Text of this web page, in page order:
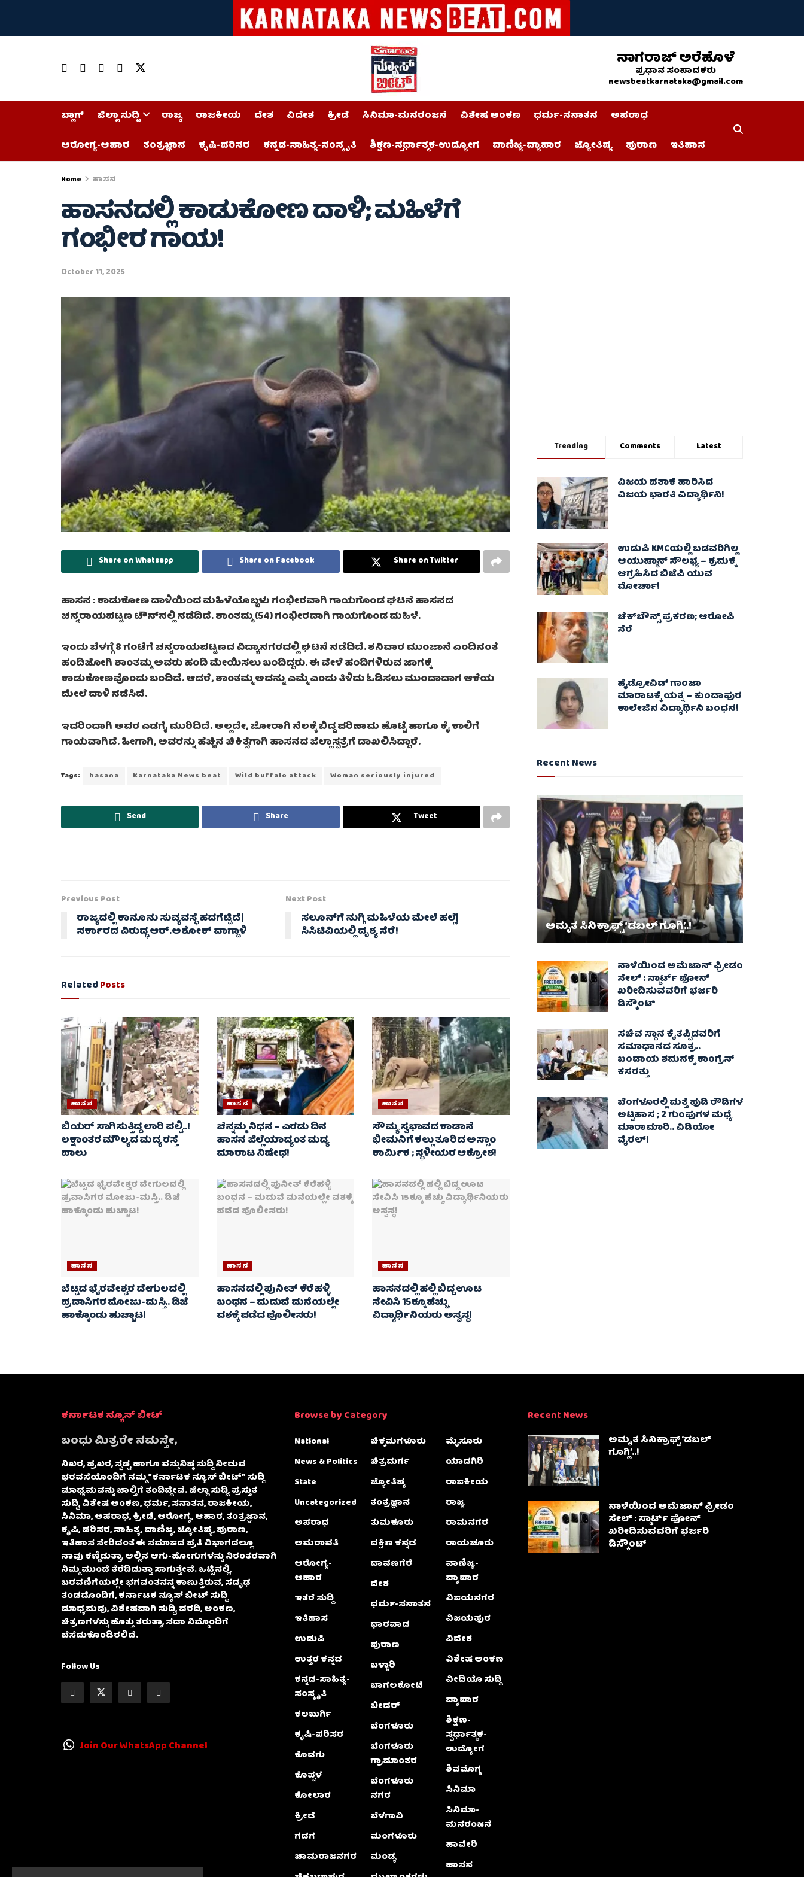
ನಾಗರಾಜ್ ಅರೆಹೊಳೆ
ಪ್ರಧಾನ ಸಂಪಾದಕರು
newsbeatkarnataka@gmail.com
ಬ್ಲಾಗ್ ಜಿಲ್ಲಾ ಸುದ್ದಿ ರಾಜ್ಯ ರಾಜಕೀಯ ದೇಶ ವಿದೇಶ ಕ್ರೀಡೆ ಸಿನಿಮಾ-ಮನರಂಜನೆ ವಿಶೇಷ ಅಂಕಣ ಧರ್ಮ-ಸನಾತನ
ಅಪರಾಧ
ಆರೋಗ್ಯ-ಆಹಾರ
ತಂತ್ರಜ್ಞಾನ ಕೃಷಿ-ಪರಿಸರ ಕನ್ನಡ-ಸಾಹಿತ್ಯ-ಸಂಸ್ಕೃತಿ ಶಿಕ್ಷಣ-ಸ್ಪರ್ಧಾತ್ಮಕ-ಉದ್ಯೋಗ ವಾಣಿಜ್ಯ-ವ್ಯಾಪಾರ ಜ್ಯೋತಿಷ್ಯ ಪುರಾಣ ಇತಿಹಾಸ
Home ಹಾಸನ
ಹಾಸನದಲ್ಲಿ ಕಾಡುಕೋಣ ದಾಳಿ; ಮಹಿಳೆಗೆ
ಗಂಭೀರ ಗಾಯ!
October 11, 2025
Share on Whatsapp Share on Facebook Share on Twitter
ಹಾಸನ :ಕಾಡುಕೋಣ ದಾಳಿಯಿಂದ ಮಹಿಳೆಯೊಬ್ಬಳು ಗಂಭೀರವಾಗಿ ಗಾಯಗೊಂಡ ಘಟನೆ ಹಾಸನದ
ಚನ್ನರಾಯಪಟ್ಟಣ ಟೌನ್‌ನಲ್ಲಿ ನಡೆದಿದೆ. ಶಾಂತಮ್ಮ (54) ಗಂಭೀರವಾಗಿ ಗಾಯಗೊಂಡ ಮಹಿಳೆ.
ಇಂದು ಬೆಳಗ್ಗೆ 8 ಗಂಟೆಗೆ ಚನ್ನರಾಯಪಟ್ಟಣದ ವಿದ್ಯಾನಗರದಲ್ಲಿ ಘಟನೆ ನಡೆದಿದೆ. ಶನಿವಾರ ಮುಂಜಾನೆ ಎಂದಿನಂತೆ
ಹಂದಿಜೋಗಿ ಶಾಂತಮ್ಮ ಅವರು ಹಂದಿ ಮೇಯಿಸಲು ಬಂದಿದ್ದರು. ಈ ವೇಳೆ ಹಂದಿಗಳಿರುವ ಜಾಗಕ್ಕೆ
ಕಾಡುಕೋಣವೊಂದು ಬಂದಿದೆ. ಆದರೆ, ಶಾಂತಮ್ಮ ಅದನ್ನು ಎಮ್ಮೆ ಎಂದು ತಿಳಿದು ಓಡಿಸಲು ಮುಂದಾದಾಗ ಆಕೆಯ
ಮೇಲೆ ದಾಳಿ ನಡೆಸಿದೆ.
ಇದರಿಂದಾಗಿ ಅವರ ಎಡಗೈ ಮುರಿದಿದೆ. ಅಲ್ಲದೇ, ಜೋರಾಗಿ ನೆಲಕ್ಕೆ ಬಿದ್ದ ಪರಿಣಾಮ ಹೊಟ್ಟೆ ಹಾಗೂ ಕೈ ಕಾಲಿಗೆ
ಗಾಯವಾಗಿದೆ. ಹೀಗಾಗಿ, ಅವರನ್ನು ಹೆಚ್ಚಿನ ಚಿಕಿತ್ಸೆಗಾಗಿ ಹಾಸನದ ಜಿಲ್ಲಾಸ್ಪತ್ರೆಗೆ ದಾಖಲಿಸಿದ್ದಾರೆ.
Tags: hasana Karnataka News beat Wild buffalo attack Woman seriously injured
Send Share Tweet
Previous Post
ರಾಜ್ಯದಲ್ಲಿ ಕಾನೂನು ಸುವ್ಯವಸ್ಥೆ ಹದಗೆಟ್ಟಿದೆ|
ಸರ್ಕಾರದ ವಿರುದ್ಧ ಆರ್‌.ಅಶೋಕ್‌ ವಾಗ್ದಾಳಿ
Next Post
ಸಲೂನ್‌ಗೆ ನುಗ್ಗಿ ಮಹಿಳೆಯ ಮೇಲೆ ಹಲ್ಲೆ|
ಸಿಸಿಟಿವಿಯಲ್ಲಿ ದೃಶ್ಯ ಸೆರೆ!
RelatedPosts
ಹಾಸನ
ಬಿಯರ್ ಸಾಗಿಸುತ್ತಿದ್ದ ಲಾರಿ ಪಲ್ಟಿ..!
ಲಕ್ಷಾಂತರ ಮೌಲ್ಯದ ಮದ್ಯ ರಸ್ತೆ
ಪಾಲು
ಹಾಸನ
ಚೆನ್ನಮ್ಮ ನಿಧನ – ಎರಡು ದಿನ
ಹಾಸನ ಜಿಲ್ಲೆಯಾದ್ಯಂತ ಮದ್ಯ
ಮಾರಾಟ ನಿಷೇಧ!
ಹಾಸನ
ಸೌಮ್ಯ ಸ್ವಭಾವದ ಕಾಡಾನೆ
ಭೀಮನಿಗೆ ಕಲ್ಲು ತೂರಿದ ಅಸ್ಸಾಂ
ಕಾರ್ಮಿಕ ; ಸ್ಥಳೀಯರ ಆಕ್ರೋಶ!
ಹಾಸನ
ಬೆಟ್ಟದ ಭೈರವೇಶ್ವರ ದೇಗುಲದಲ್ಲಿ
ಪ್ರವಾಸಿಗರ ಮೋಜು-ಮಸ್ತಿ.. ಡಿಜೆ
ಹಾಕ್ಕೊಂಡು ಹುಚ್ಚಾಟ!
ಹಾಸನ
ಹಾಸನದಲ್ಲಿ ಪುನೀತ್ ಕೆರೆಹಳ್ಳಿ
ಬಂಧನ – ಮದುವೆ ಮನೆಯಲ್ಲೇ
ವಶಕ್ಕೆ ಪಡೆದ ಪೊಲೀಸರು!
ಹಾಸನ
ಹಾಸನದಲ್ಲಿ ಹಲ್ಲಿ ಬಿದ್ದ ಊಟ
ಸೇವಿಸಿ 15ಕ್ಕೂ ಹೆಚ್ಚು
ವಿದ್ಯಾರ್ಥಿನಿಯರು ಅಸ್ವಸ್ಥ!
Trending Comments Latest
ವಿಜಯ ಪತಾಕೆ ಹಾರಿಸಿದ
ವಿಜಯ ಭಾರತಿ ವಿದ್ಯಾರ್ಥಿನಿ!
ಉಡುಪಿ KMCಯಲ್ಲಿ ಬಡವರಿಗಿಲ್ಲ
ಆಯುಷ್ಮಾನ್ ಸೌಲಭ್ಯ – ಕ್ರಮಕ್ಕೆ
ಆಗ್ರಹಿಸಿದ ಬಿಜೆಪಿ ಯುವ
ಮೋರ್ಚಾ!
ಚೆಕ್​ಬೌನ್ಸ್​ ಪ್ರಕರಣ; ಆರೋಪಿ
ಸೆರೆ
ಹೈಡ್ರೋವಿಡ್ ಗಾಂಜಾ
ಮಾರಾಟಕ್ಕೆ ಯತ್ನ – ಕುಂದಾಪುರ
ಕಾಲೇಜಿನ ವಿದ್ಯಾರ್ಥಿನಿ ಬಂಧನ!
Recent News
ಅಮೃತ ಸಿನಿಕ್ರಾಫ್ಟ್ ‘ಡಬಲ್ ಗೂಗ್ಲಿ’..!
ನಾಳೆಯಿಂದ ಅಮೆಜಾನ್ ಫ್ರೀಡಂ
ಸೇಲ್ : ಸ್ಮಾರ್ಟ್ ಫೋನ್
ಖರೀದಿಸುವವರಿಗೆ ಭರ್ಜರಿ
ಡಿಸ್ಕೌಂಟ್
ಸಚಿವ ಸ್ಥಾನ ಕೈತಪ್ಪಿದವರಿಗೆ
ಸಮಾಧಾನದ ಸೂತ್ರ..
ಬಂಡಾಯ ಶಮನಕ್ಕೆ ಕಾಂಗ್ರೆಸ್
ಕಸರತ್ತು
ಬೆಂಗಳೂರಲ್ಲಿ ಮತ್ತೆ ಪುಡಿ ರೌಡಿಗಳ
ಅಟ್ಟಹಾಸ ; 2 ಗುಂಪುಗಳ ಮಧ್ಯೆ
ಮಾರಾಮಾರಿ.. ವಿಡಿಯೋ
ವೈರಲ್‌!
ಕರ್ನಾಟಕ ನ್ಯೂಸ್ ಬೀಟ್
ಬಂಧು ಮಿತ್ರರೇ ನಮಸ್ತೇ,
ನಿಖರ, ಪ್ರಖರ, ಸ್ಪಷ್ಟ ಹಾಗೂ ವಸ್ತುನಿಷ್ಠ ಸುದ್ದಿ ನೀಡುವ
ಭರವಸೆಯೊಂದಿಗೆ ನಮ್ಮ “ಕರ್ನಾಟಕ ನ್ಯೂಸ್ ಬೀಟ್” ಸುದ್ದಿ
ಮಾಧ್ಯಮವನ್ನು ಚಾಲ್ತಿಗೆ ತಂದಿದ್ದೇವೆ. ಜಿಲ್ಲಾ ಸುದ್ದಿ, ಪ್ರಸ್ತುತ
ಸುದ್ದಿ, ವಿಶೇಷ ಅಂಕಣ, ಧರ್ಮ, ಸನಾತನ, ರಾಜಕೀಯ,
ಸಿನಿಮಾ, ಅಪರಾಧ, ಕ್ರೀಡೆ, ಆರೋಗ್ಯ, ಆಹಾರ, ತಂತ್ರಜ್ಞಾನ,
ಕೃಷಿ, ಪರಿಸರ, ಸಾಹಿತ್ಯ, ವಾಣಿಜ್ಯ, ಜ್ಯೋತಿಷ್ಯ, ಪುರಾಣ,
ಇತಿಹಾಸ ಸೇರಿದಂತೆ ಈ ಸಮಾಜದ ಪ್ರತಿ ವಿಭಾಗದಲ್ಲೂ
ನಾವು ಕಣ್ಣಿಡುತ್ತಾ, ಅಲ್ಲಿನ ಆಗು-ಹೋಗುಗಳನ್ನು ನಿರಂತರವಾಗಿ
ನಿಮ್ಮ ಮುಂದೆ ತೆರೆದಿಡುತ್ತಾ ಸಾಗುತ್ತೇವೆ. ಒಟ್ಟಿನಲ್ಲಿ,
ಬರವಣಿಗೆಯಲ್ಲೇ ಭಗವಂತನನ್ನ ಕಾಣುತ್ತಿರುವ, ಸದೃಢ
ತಂಡದೊಂದಿಗೆ, ಕರ್ನಾಟಕ ನ್ಯೂಸ್ ಬೀಟ್ ಸುದ್ದಿ
ಮಾಧ್ಯಮವು, ವಿಶೇಷವಾಗಿ ಸುದ್ದಿ, ವರದಿ, ಅಂಕಣ,
ಚಿತ್ರಣಗಳನ್ನು ಹೊತ್ತು ತರುತ್ತಾ, ಸದಾ ನಿಮ್ಮೊಂದಿಗೆ
ಬೆಸೆದುಕೊಂಡಿರಲಿದೆ.
Follow Us
Join Our WhatsApp Channel
Browse by Category
National
News & Politics
State
Uncategorized
ಅಪರಾಧ
ಅಮರಾವತಿ
ಆರೋಗ್ಯ-
ಆಹಾರ
ಇತರೆ ಸುದ್ದಿ
ಇತಿಹಾಸ
ಉಡುಪಿ
ಉತ್ತರ ಕನ್ನಡ
ಕನ್ನಡ-ಸಾಹಿತ್ಯ-
ಸಂಸ್ಕೃತಿ
ಕಲಬುರ್ಗಿ
ಕೃಷಿ-ಪರಿಸರ
ಕೊಡಗು
ಕೊಪ್ಪಳ
ಕೋಲಾರ
ಕ್ರೀಡೆ
ಗದಗ
ಚಾಮರಾಜನಗರ
ಚಿಕ್ಕಮಗಳೂರು
ಚಿತ್ರದುರ್ಗ
ಜ್ಯೋತಿಷ್ಯ
ತಂತ್ರಜ್ಞಾನ
ತುಮಕೂರು
ದಕ್ಷಿಣ ಕನ್ನಡ
ದಾವಣಗೆರೆ
ದೇಶ
ಧರ್ಮ-ಸನಾತನ
ಧಾರವಾಡ
ಪುರಾಣ
ಬಳ್ಳಾರಿ
ಬಾಗಲಕೋಟೆ
ಬೀದರ್
ಬೆಂಗಳೂರು
ಬೆಂಗಳೂರು
ಗ್ರಾಮಾಂತರ
ಬೆಂಗಳೂರು
ನಗರ
ಬೆಳಗಾವಿ
ಮಂಗಳೂರು
ಮಂಡ್ಯ
ಮೈಸೂರು
ಯಾದಗಿರಿ
ರಾಜಕೀಯ
ರಾಜ್ಯ
ರಾಮನಗರ
ರಾಯಚೂರು
ವಾಣಿಜ್ಯ-
ವ್ಯಾಪಾರ
ವಿಜಯನಗರ
ವಿಜಯಪುರ
ವಿದೇಶ
ವಿಶೇಷ ಅಂಕಣ
ವೀಡಿಯೊ ಸುದ್ದಿ
ವ್ಯಾಪಾರ
ಶಿಕ್ಷಣ-
ಸ್ಪರ್ಧಾತ್ಮಕ-
ಉದ್ಯೋಗ
ಶಿವಮೊಗ್ಗ
ಸಿನಿಮಾ
ಸಿನಿಮಾ-
ಮನರಂಜನೆ
ಹಾವೇರಿ
ಹಾಸನ
Recent News
ಅಮೃತ ಸಿನಿಕ್ರಾಫ್ಟ್ ‘ಡಬಲ್
ಗೂಗ್ಲಿ’..!
ನಾಳೆಯಿಂದ ಅಮೆಜಾನ್ ಫ್ರೀಡಂ
ಸೇಲ್ : ಸ್ಮಾರ್ಟ್ ಫೋನ್
ಖರೀದಿಸುವವರಿಗೆ ಭರ್ಜರಿ
ಡಿಸ್ಕೌಂಟ್